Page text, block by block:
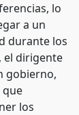
lo
a un
durante los
el dirigente
gobierno,
que
los